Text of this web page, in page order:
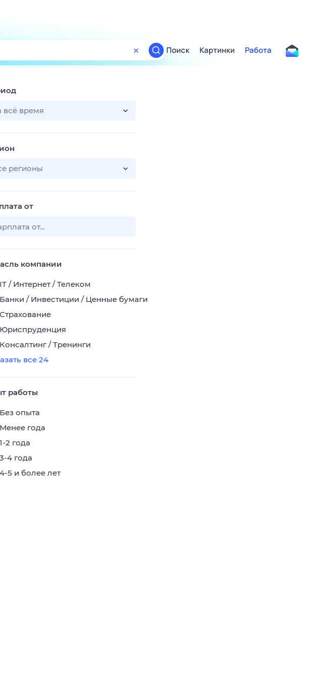
Поиск Картинки Работа
всё время
регионы
от
компании
IT / Интернет / Телеком
Банки / Инвестиции / Ценные бумаги
Страхование
Юриспруденция
Консалтинг / Тренинги
все 24
работы
Без опыта
Менее года
1-2 года
3-4 года
4-5 и более лет